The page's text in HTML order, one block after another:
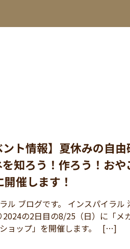
ント情報】夏休みの自
知ろう！作ろう！おや
催します！
ブログです。 インスパイラル
の2日目の8/25（日）に「メ
ョップ」を開催します。 […]